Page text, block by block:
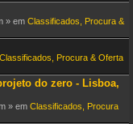
» em Classificados, Procura &
Classificados, Procura & Oferta
do zero - Lisboa,
» em Classificados, Procura